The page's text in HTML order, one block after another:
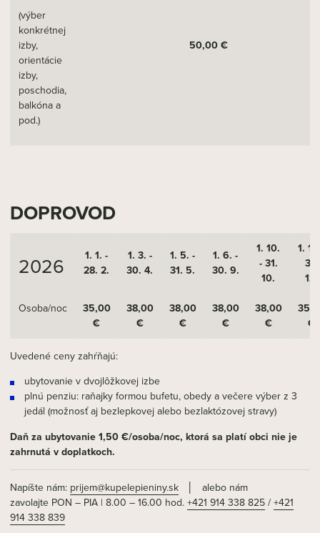
(výber
konkrétnej
izby,
orientácie
izby,
poschodia,
balkóna a
pod.)
50,00 €
DOPROVOD
2026
1. 1. -
28. 2.
1. 3. -
30. 4.
1. 5. -
31. 5.
1. 6. -
30. 9.
1. 10.
- 31.
10.
1.
31.
12.
Osoba/noc
35,00
€
38,00
€
38,00
€
38,00
€
38,00
€
€
Uvedené ceny zahŕňajú:
ubytovanie v dvojlôžkovej izbe
plnú penziu: raňajky formou bufetu, obedy a večere výber z 3
jedál (možnosť aj bezlepkovej alebo bezlaktózovej stravy)
Daň za ubytovanie 1,50 €/osoba/noc, ktorá sa platí obci nie je
zahrnutá v doplatkoch.
Napíšte nám: prijem@kupelepieniny.sk │ alebo nám
zavolajte PON – PIA | 8.00 – 16.00 hod. +421 914 338 825 / +421
914 338 839